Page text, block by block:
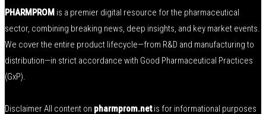
PHARMPROM is a premier digital resource for the pharmaceutical
sector, combining breaking news, deep insights, and key market events.
We cover the entire product lifecycle—from R&D and manufacturing to
distribution—in strict accordance with Good Pharmaceutical Practices
(GxP).
Disclaimer All content on pharmprom.netis for informational purposes